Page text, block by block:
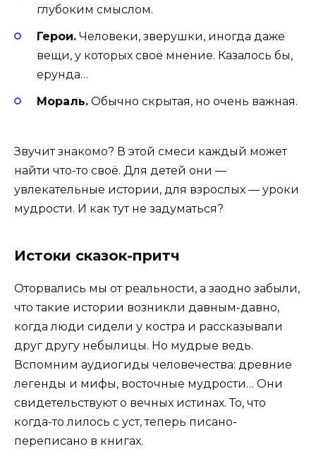
глубоким смыслом.
Герои. Человеки, зверушки, иногда даже
вещи, у которых своё мнение. Казалось бы,
ерунда…
Мораль. Обычно скрытая, но очень важная.
Звучит знакомо? В этой смеси каждый может
найти что-то своё. Для детей они —
увлекательные истории, для взрослых — уроки
мудрости. И как тут не задуматься?
Истоки сказок-притч
Оторвались мы от реальности, а заодно забыли,
что такие истории возникли давным-давно,
когда люди сидели у костра и рассказывали
друг другу небылицы. Но мудрые ведь.
Вспомним аудиогиды человечества: древние
легенды и мифы, восточные мудрости… Они
свидетельствуют о вечных истинах. То, что
когда-то лилось с уст, теперь писано-
переписано в книгах.